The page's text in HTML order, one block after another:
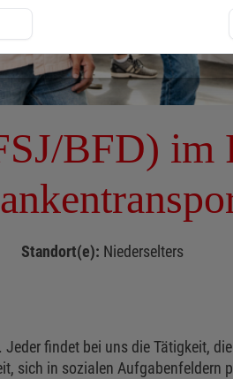
BFD) im
Standort(e): Niederselters
findet bei uns die Tätigkeit,
sich in sozialen Aufgabenfeldern